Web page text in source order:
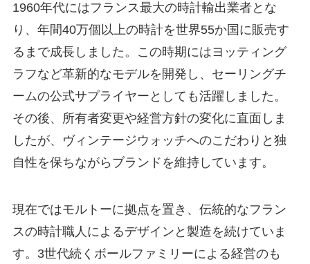
1960年代にはフランス最大の時計輸出業者とな
り、年間40万個以上の時計を世界55か国に販売す
るまで成長しました。この時期にはヨッティング
ラフなど革新的なモデルを開発し、セーリングチ
ームの公式サプライヤーとしても活躍しました。
その後、所有者変更や経営方針の変化に直面しま
したが、ヴィンテージウォッチへのこだわりと独
自性を保ちながらブランドを維持しています。
現在ではモルトーに拠点を置き、伝統的なフラン
スの時計職人によるデザインと製造を続けていま
す。3世代続くボールファミリーによる経営のも